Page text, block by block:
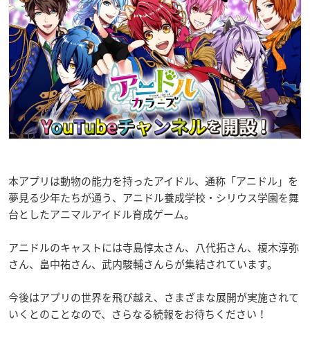
本アプリは動物の能力を持ったアイドル、通称「アニドル」を
夢見る少年たちが通う、アニドル養成学校・シリウス学園を舞
台としたアニマルアイドル育成ゲーム。
アニドルのキャストには寺島惇太さん、八代拓さん、榎木淳弥
さん、畠中祐さん、武内駿輔さんらが集結されています。
今後はアプリの世界を飛び越え、さまざまな展開が実施されて
いくとのことなので、さらなる続報をお待ちください！